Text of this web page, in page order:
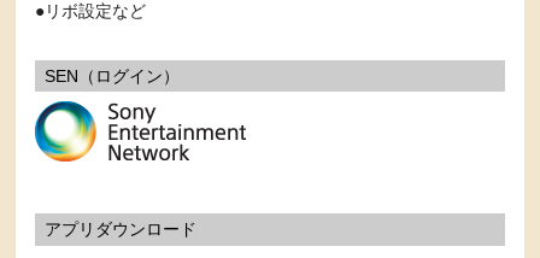
リボ設定など
SEN（ログイン）
アプリダウンロード